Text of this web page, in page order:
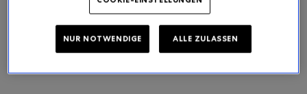
Possession
NUR NOTWENDIGE ALLE ZULASSEN